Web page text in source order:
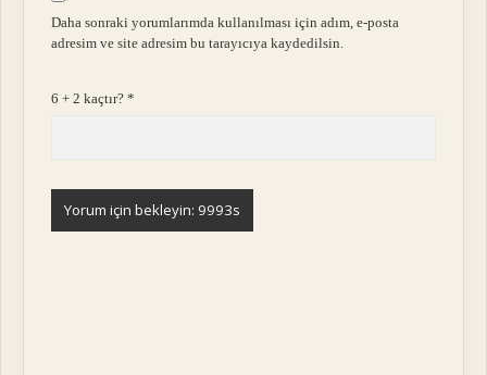
Daha sonraki yorumlarımda kullanılması için adım, e-posta
adresim ve site adresim bu tarayıcıya kaydedilsin.
6 + 2 kaçtır?*